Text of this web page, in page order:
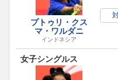
プトゥリ・クス
マ・ワルダニ
インドネシア
女子シングルス